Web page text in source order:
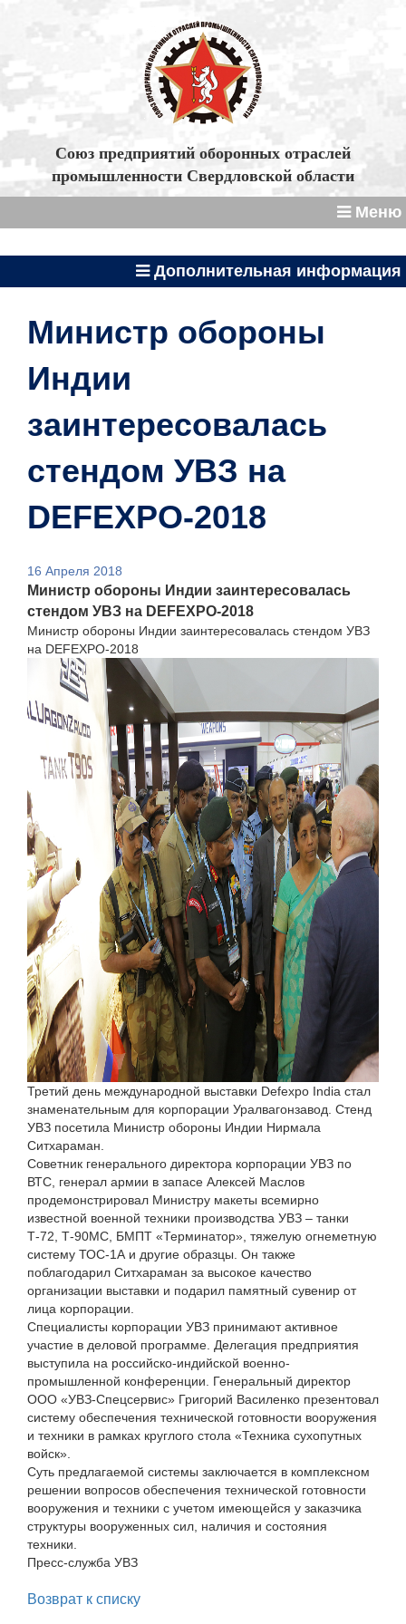
Союз предприятий оборонных отраслей
промышленности Свердловской области
Меню
Дополнительная информация
Министр обороны
Индии
заинтересовалась
стендом УВЗ на
DEFEXPO-2018
16 Апреля 2018
Министр обороны Индии заинтересовалась
стендом УВЗ на DEFEXPO-2018
Министр обороны Индии заинтересовалась стендом УВЗ
на DEFEXPO-2018
Третий день международной выставки Defexpo India стал
знаменательным для корпорации Уралвагонзавод. Стенд
УВЗ посетила Министр обороны Индии Нирмала
Ситхараман.
Советник генерального директора корпорации УВЗ по
ВТС, генерал армии в запасе Алексей Маслов
продемонстрировал Министру макеты всемирно
известной военной техники производства УВЗ – танки
Т-72, Т-90МС, БМПТ «Терминатор», тяжелую огнеметную
систему ТОС-1А и другие образцы. Он также
поблагодарил Ситхараман за высокое качество
организации выставки и подарил памятный сувенир от
лица корпорации.
Специалисты корпорации УВЗ принимают активное
участие в деловой программе. Делегация предприятия
выступила на российско-индийской военно-
промышленной конференции. Генеральный директор
ООО «УВЗ-Спецсервис» Григорий Василенко презентовал
систему обеспечения технической готовности вооружения
и техники в рамках круглого стола «Техника сухопутных
войск».
Суть предлагаемой системы заключается в комплексном
решении вопросов обеспечения технической готовности
вооружения и техники с учетом имеющейся у заказчика
структуры вооруженных сил, наличия и состояния
техники.
Пресс-служба УВЗ
Возврат к списку